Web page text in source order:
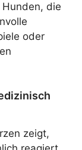
die
oder
zeigt,